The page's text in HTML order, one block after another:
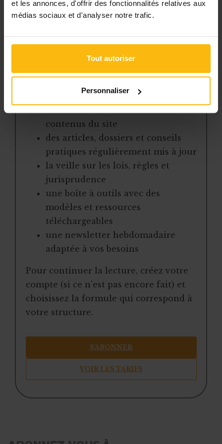
et les annonces, d'offrir des fonctionnalités relatives aux
médias sociaux et d'analyser notre trafic.
Tout autoriser
Personnaliser
L’abonnement MonASBL vous donne
pratiques et à une expertise actualisée
Avec votre abonnement, vous
bénéficiez de :
l’accès libre à l’ensemble des
contenus du site
des articles, dossiers et conseils
pratiques régulièrement mis à jour
la veille sur les lois, règles et
jurisprudence
une boîte à outils avec des
modèles et ressources
téléchargeables
une newsletter hebdomadaire
adaptée à vos besoins
Pour continuer la lecture, créez votre
compte (si ce n’est pas encore fait) et
choisissez la formule qui correspond à
votre structure.
S’ABONNER
VOIR LES TARIFS